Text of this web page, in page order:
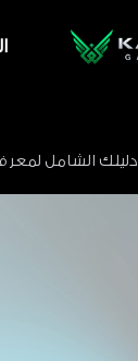
دليلك الشامل